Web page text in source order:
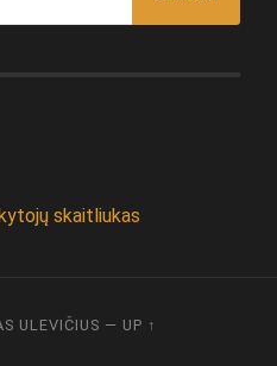
ULEVIČIUS — UP ↑